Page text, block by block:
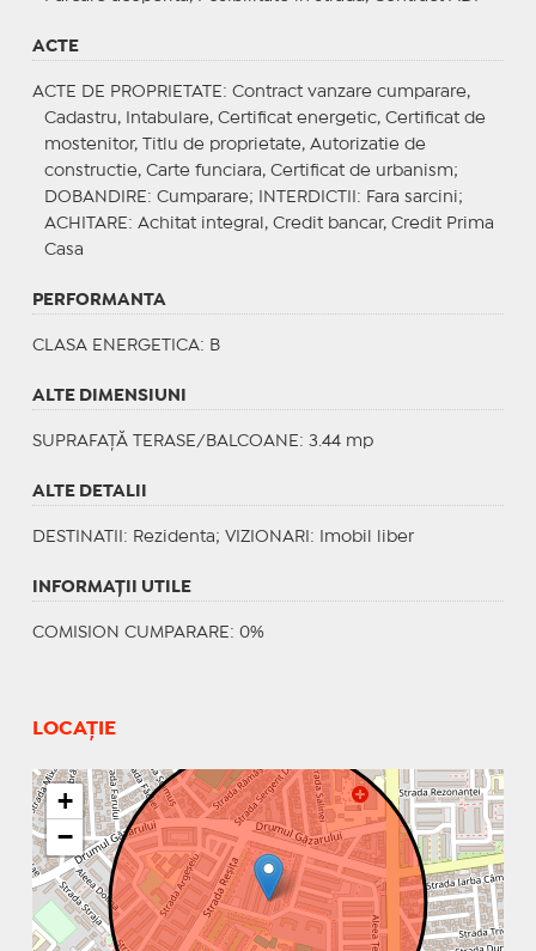
ACTE
ACTE DE PROPRIETATE : Contract vanzare cumparare,
Cadastru, Intabulare, Certificat energetic, Certificat de
mostenitor, Titlu de proprietate, Autorizatie de
constructie, Carte funciara, Certificat de urbanism;
DOBANDIRE : Cumparare; INTERDICTII : Fara sarcini;
ACHITARE : Achitat integral, Credit bancar, Credit Prima
Casa
PERFORMANTA
CLASA ENERGETICA: B
ALTE DIMENSIUNI
SUPRAFAȚĂ TERASE/BALCOANE: 3.44 mp
ALTE DETALII
DESTINATII : Rezidenta; VIZIONARI : Imobil liber
INFORMAŢII UTILE
COMISION CUMPARARE: 0%
LOCAȚIE
+
−